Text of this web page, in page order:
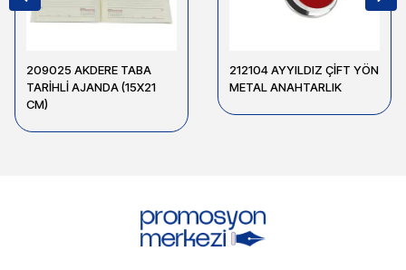
209025 AKDERE TABA
TARİHLİ AJANDA (15X21
CM)
212104 AYYILDIZ ÇİFT YÖN
METAL ANAHTARLIK